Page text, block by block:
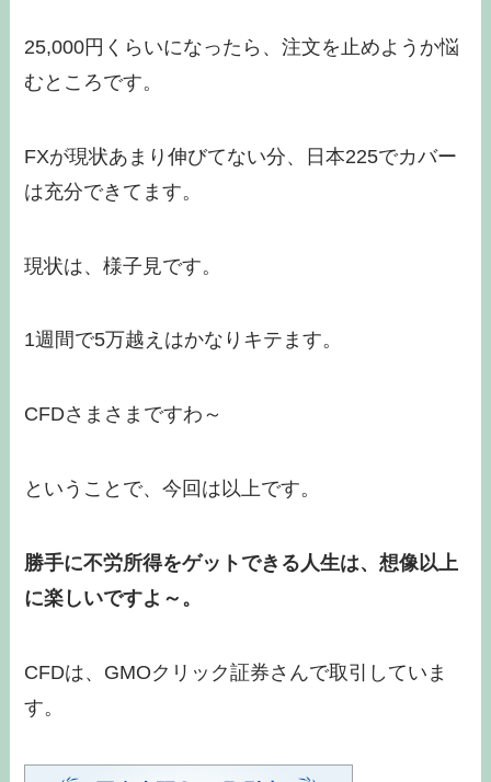
25,000円くらいになったら、注文を止めようか悩
むところです。
FXが現状あまり伸びてない分、日本225でカバー
は充分できてます。
現状は、様子見です。
1週間で5万越えはかなりキテます。
CFDさまさまですわ～
ということで、今回は以上です。
勝手に不労所得をゲットできる人生は、想像以上
に楽しいですよ～。
CFDは、GMOクリック証券さんで取引していま
す。